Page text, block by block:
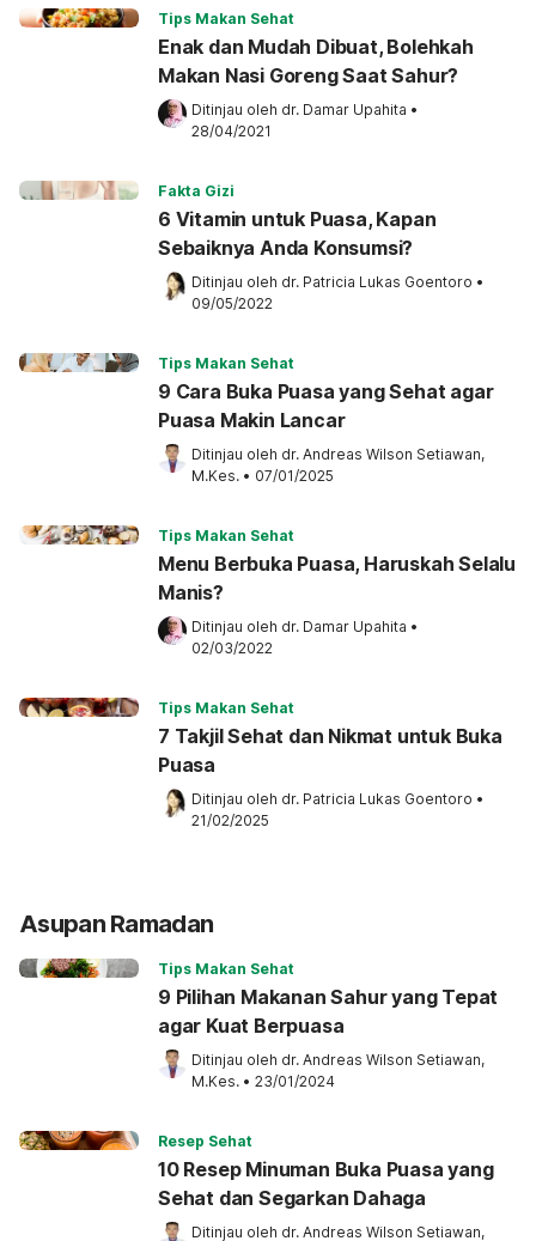
Tips Makan Sehat
Enak dan Mudah Dibuat, Bolehkah
Makan Nasi Goreng Saat Sahur?
Ditinjau oleh dr. Damar Upahita •
28/04/2021
Fakta Gizi
6 Vitamin untuk Puasa, Kapan
Sebaiknya Anda Konsumsi?
Ditinjau oleh dr. Patricia Lukas Goentoro •
09/05/2022
Tips Makan Sehat
9 Cara Buka Puasa yang Sehat agar
Puasa Makin Lancar
Ditinjau oleh dr. Andreas Wilson Setiawan,
M.Kes. • 07/01/2025
Tips Makan Sehat
Menu Berbuka Puasa, Haruskah Selalu
Manis?
Ditinjau oleh dr. Damar Upahita •
02/03/2022
Tips Makan Sehat
7 Takjil Sehat dan Nikmat untuk Buka
Puasa
Ditinjau oleh dr. Patricia Lukas Goentoro •
21/02/2025
Asupan Ramadan
Tips Makan Sehat
9 Pilihan Makanan Sahur yang Tepat
agar Kuat Berpuasa
Ditinjau oleh dr. Andreas Wilson Setiawan,
M.Kes. • 23/01/2024
Resep Sehat
10 Resep Minuman Buka Puasa yang
Sehat dan Segarkan Dahaga
Ditinjau oleh dr. Andreas Wilson Setiawan,